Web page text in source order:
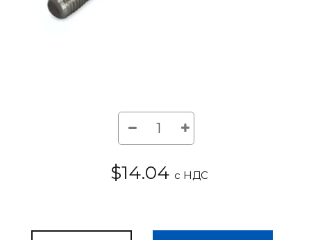
$14.04 с НДС